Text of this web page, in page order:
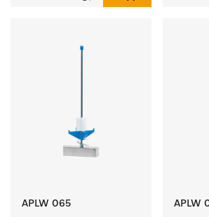
APLW 065 APLW